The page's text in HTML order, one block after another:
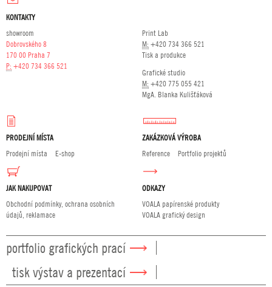
KONTAKTY
showroom
Dobrovského 8
170 00 Praha 7
P: +420 734 366 521
Print Lab
M: +420 734 366 521
Tisk a produkce
Grafické studio
M: +420 775 055 421
MgA. Blanka Kulišťáková
PRODEJNÍ MÍSTA
Prodejní místa
E-shop
ZAKÁZKOVÁ VÝROBA
Reference
Portfolio projektů
JAK NAKUPOVAT
Obchodní podmínky, ochrana osobních
údajů, reklamace
ODKAZY
VOALA papírenské produkty
VOALA grafický design
portfolio grafických prací
tisk výstav a prezentací